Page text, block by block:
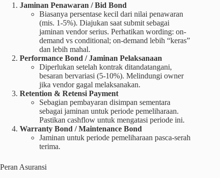
Jaminan Penawaran / Bid Bond
Biasanya persentase kecil dari nilai penawaran
(mis. 1-5%). Diajukan saat submit sebagai
jaminan vendor serius. Perhatikan wording: on-
demand vs conditional; on-demand lebih “keras”
dan lebih mahal.
Performance Bond / Jaminan Pelaksanaan
Diperlukan setelah kontrak ditandatangani,
besaran bervariasi (5-10%). Melindungi owner
jika vendor gagal melaksanakan.
Retention & Retensi Payment
Sebagian pembayaran disimpan sementara
sebagai jaminan untuk periode pemeliharaan.
Pastikan cashflow untuk mengatasi periode ini.
Warranty Bond / Maintenance Bond
Jaminan untuk periode pemeliharaan pasca-serah
terima.
Peran Asuransi